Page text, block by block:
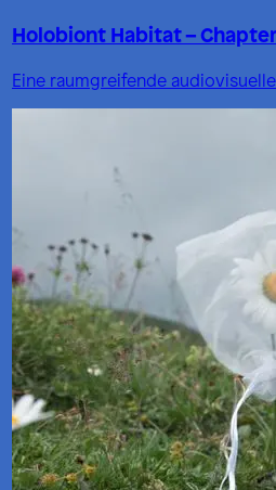
Holobiont Habitat –
Eine raumgreifende